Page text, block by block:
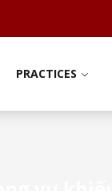
PRACTICES